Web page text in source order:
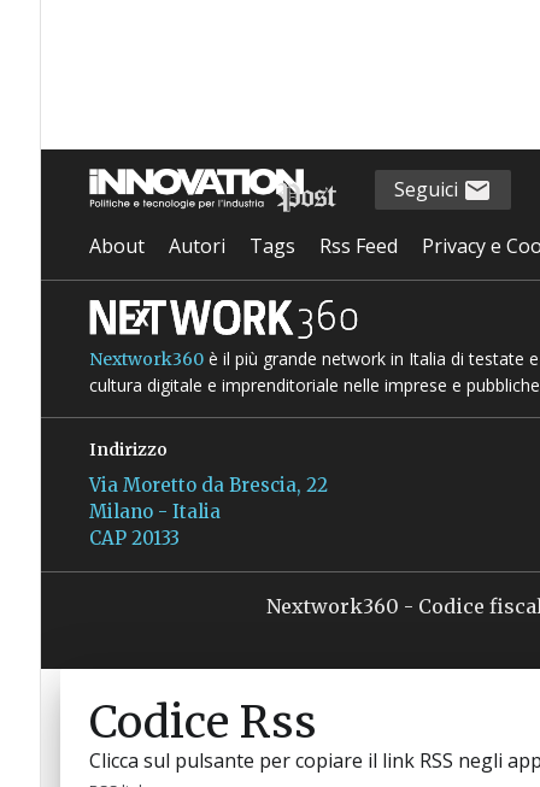
Seguici
About Autori Tags Rss Feed Privacy e
Nextwork360è il più grande network in Italia di testate
cultura digitale e imprenditoriale nelle imprese e
Indirizzo
Via Moretto da Brescia, 22
Milano - Italia
CAP 20133
Nextwork360 - Codice
Codice Rss
Clicca sul pulsante per copiare il link RSS negli